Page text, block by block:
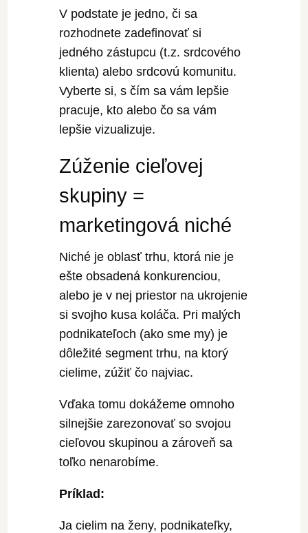
V podstate je jedno, či sa
rozhodnete zadefinovať si
jedného zástupcu (t.z. srdcového
klienta) alebo srdcovú komunitu.
Vyberte si, s čím sa vám lepšie
pracuje, kto alebo čo sa vám
lepšie vizualizuje.
Zúženie cieľovej
skupiny =
marketingová niché
Niché je oblasť trhu, ktorá nie je
ešte obsadená konkurenciou,
alebo je v nej priestor na ukrojenie
si svojho kusa koláča. Pri malých
podnikateľoch (ako sme my) je
dôležité segment trhu, na ktorý
cielime, zúžiť čo najviac.
Vďaka tomu dokážeme omnoho
silnejšie zarezonovať so svojou
cieľovou skupinou a zároveň sa
toľko nenarobíme.
Príklad:
Ja cielim na ženy, podnikateľky,